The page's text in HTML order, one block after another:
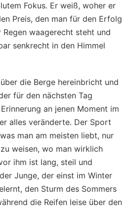
Fokus. Er weiß, woher er
Preis, den man für den Erfolg
Regen waagerecht steht und
senkrecht in den Himmel
die Berge hereinbricht und
für den nächsten Tag
an jenen Moment im
alles veränderte. Der Sport
man am meisten liebt, nur
weisen, wo man wirklich
ihm ist lang, steil und
Junge, der einst im Winter
den Sturm des Sommers
die Reifen leise über den